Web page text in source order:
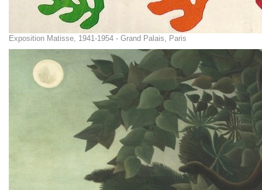
Exposition Matisse, 1941-1954 - Grand Palais, Paris